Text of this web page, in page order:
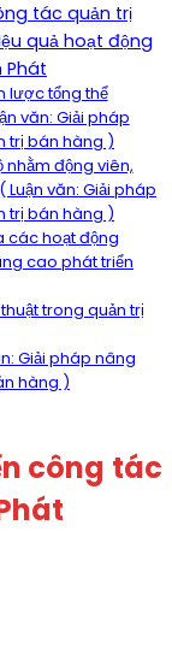
tác quản trị
quả hoạt động
Phát
lược tổng thể
văn: Giải pháp
trị bán hàng )
nhằm động viên,
văn: Giải pháp
trị bán hàng )
các hoạt động
cao phát triển
trong quản trị
Giải pháp nâng
hàng )
công tác